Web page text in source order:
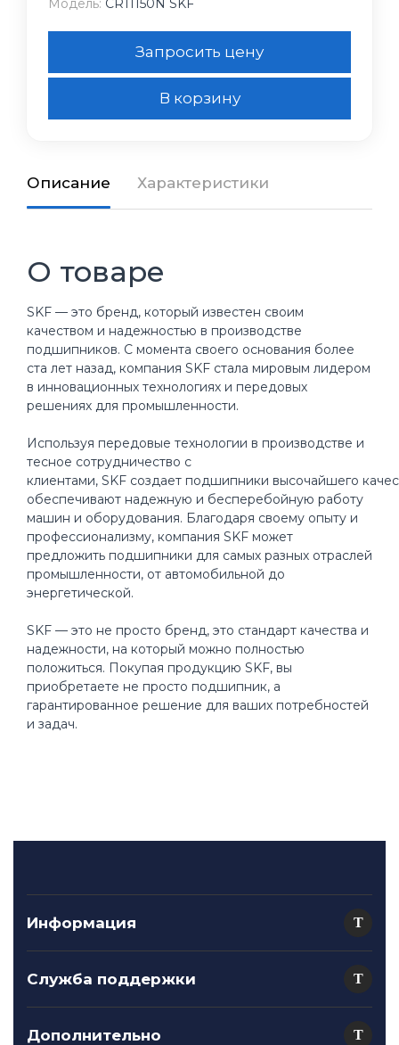
Модель: CR11150N SKF
Запросить цену
В корзину
Описание Характеристики
О товаре
SKF — это бренд, который известен своим
качеством и надежностью в производстве
подшипников. С момента своего основания более
ста лет назад, компания SKF стала мировым лидером
в инновационных технологиях и передовых
решениях для промышленности.
Используя передовые технологии в производстве и
тесное сотрудничество с
клиентами, SKF создает подшипники высочайшего
обеспечивают надежную и бесперебойную работу
машин и оборудования. Благодаря своему опыту и
профессионализму, компания SKF может
предложить подшипники для самых разных отраслей
промышленности, от автомобильной до
энергетической.
SKF — это не просто бренд, это стандарт качества и
надежности, на который можно полностью
положиться. Покупая продукцию SKF, вы
приобретаете не просто подшипник, а
гарантированное решение для ваших потребностей
и задач.
Информация
Служба поддержки
Дополнительно